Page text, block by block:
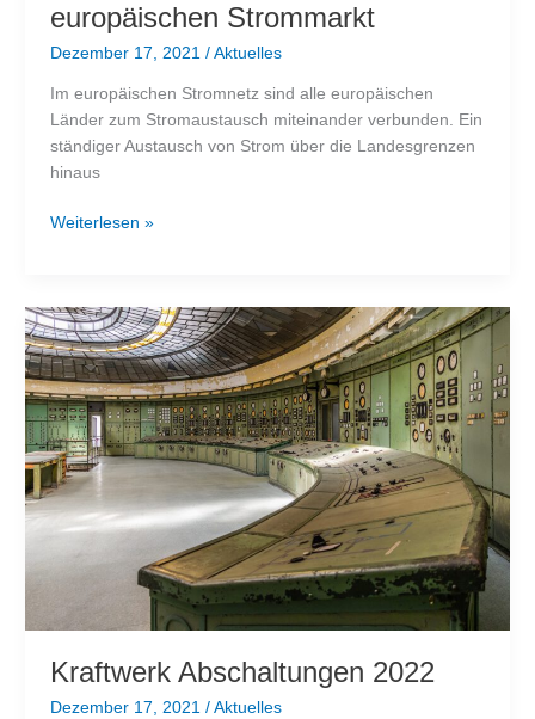
europäischen Strommarkt
Dezember 17, 2021 / Aktuelles
Im europäischen Stromnetz sind alle europäischen
Länder zum Stromaustausch miteinander verbunden. Ein
ständiger Austausch von Strom über die Landesgrenzen
hinaus
Chaotische
Strommarkt
Weiterlesen »
Kraftwerk Abschaltungen 2022
Dezember 17, 2021 / Aktuelles